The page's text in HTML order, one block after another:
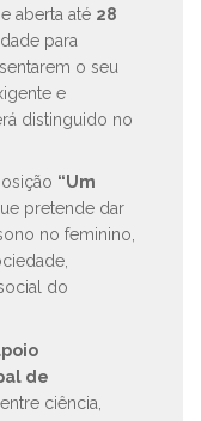
aberta até 28
para
o seu
e
distinguido no
“Um
pretende dar
no feminino,
do
de
ciência,